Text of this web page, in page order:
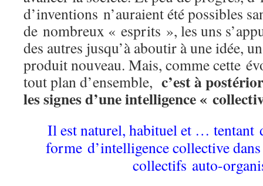
d’inventions n’auraient été possibles
de nombreux « esprits », les uns
des autres jusqu’à aboutir à une idée,
produit nouveau. Mais, comme cette
tout plan d’ensemble, c’est à
les signes d’une intelligence «
Il est naturel, habituel et … tentant
forme d’intelligence collective
collectifs auto-